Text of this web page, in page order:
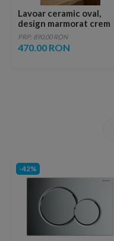
Lavoar ceramic oval,
design marmorat crem
lucios cu vene aurii,
ventil inclus
PRP: 890.00 RON
470.00 RON
-42%